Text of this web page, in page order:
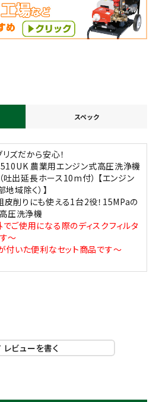
スペック
ズだから安心！
農業用エンジン式高圧洗浄機
（吐出延長ホース10m付） 【エンジン
域除く）】
削りにも使える1台2役！15MPaの
高圧洗浄機
ご使用になる際のディスクフィルタ
～
いた便利なセット商品です～
レビューを書く